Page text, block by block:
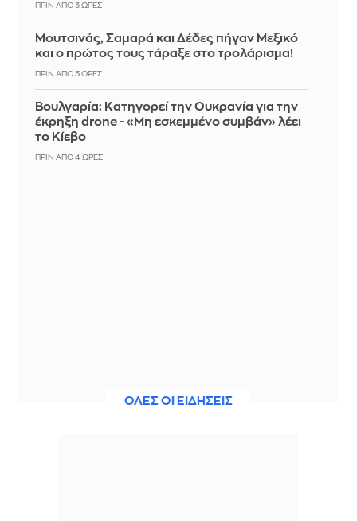
ΠΡΙΝ ΑΠΌ 3 ΏΡΕΣ
Μουτσινάς, Σαμαρά και Δέδες πήγαν Μεξικό
και ο πρώτος τους τάραξε στο τρολάρισμα!
ΠΡΙΝ ΑΠΌ 3 ΏΡΕΣ
Βουλγαρία: Κατηγορεί την Ουκρανία για την
έκρηξη drone - «Μη εσκεμμένο συμβάν» λέει
το Κίεβο
ΠΡΙΝ ΑΠΌ 4 ΏΡΕΣ
ΟΛΕΣ ΟΙ ΕΙΔΗΣΕΙΣ